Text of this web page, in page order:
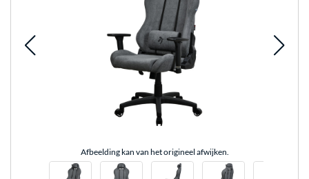
Afbeelding kan van het origineel afwijken.